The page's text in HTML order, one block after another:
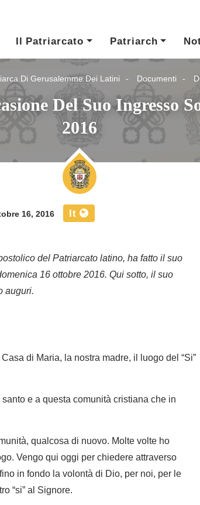
Il Patriarcato
Patriarch
Di Gerusalemme Dei Latini Documenti
Del Suo Ingresso
2016
16, 2016 It
del Patriarcato latino, ha fatto il suo
16 ottobre 2016. Qui sotto, il suo
auguri.
di Maria, la nostra madre, il luogo del “Si”
e a questa comunità cristiana che in
qualcosa di nuovo. Molte volte ho
Vengo qui oggi per chiedere attraverso
in fondo la volontà di Dio, per noi, per le
“si” al Signore.